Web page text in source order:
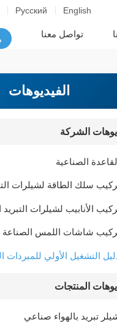
English
Русский
تواصل معنا
الفيديوهات
الشركة
الصناعية
سلك الطاقة لشيلرات
الأنابيب لشيلرات التبريد
شاشات اللمس الصناعة
التشغيل الأولي للمبردات
المنتجات
تبريد بالهواء صناعي